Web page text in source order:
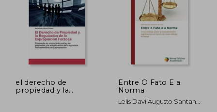
el derecho de
propiedad y la
Entre O Fato E a
Norma
Lelis Davi Augusto Santana